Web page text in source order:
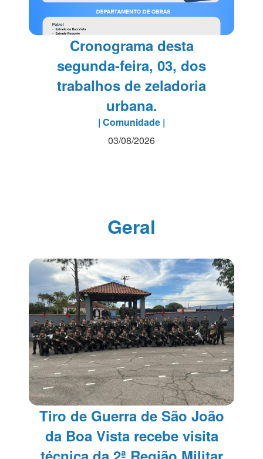
Cronograma desta
segunda-feira, 03, dos
trabalhos de zeladoria
urbana.
| Comunidade |
03/08/2026
Geral
Tiro de Guerra de São João
da Boa Vista recebe visita